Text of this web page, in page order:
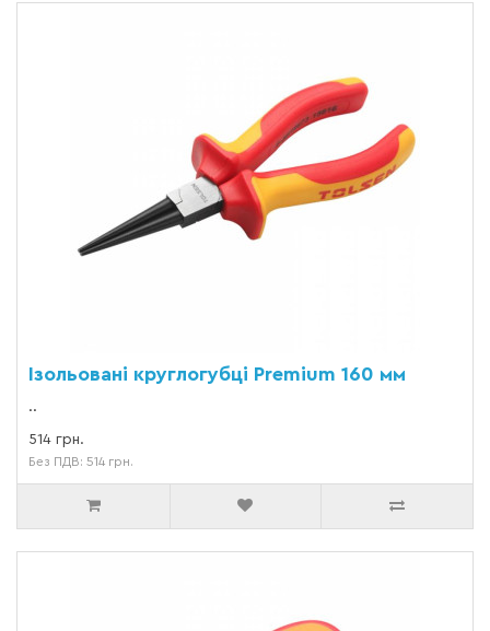
Ізольовані круглогубці Premium 160 мм
..
514 грн.
Без ПДВ: 514 грн.